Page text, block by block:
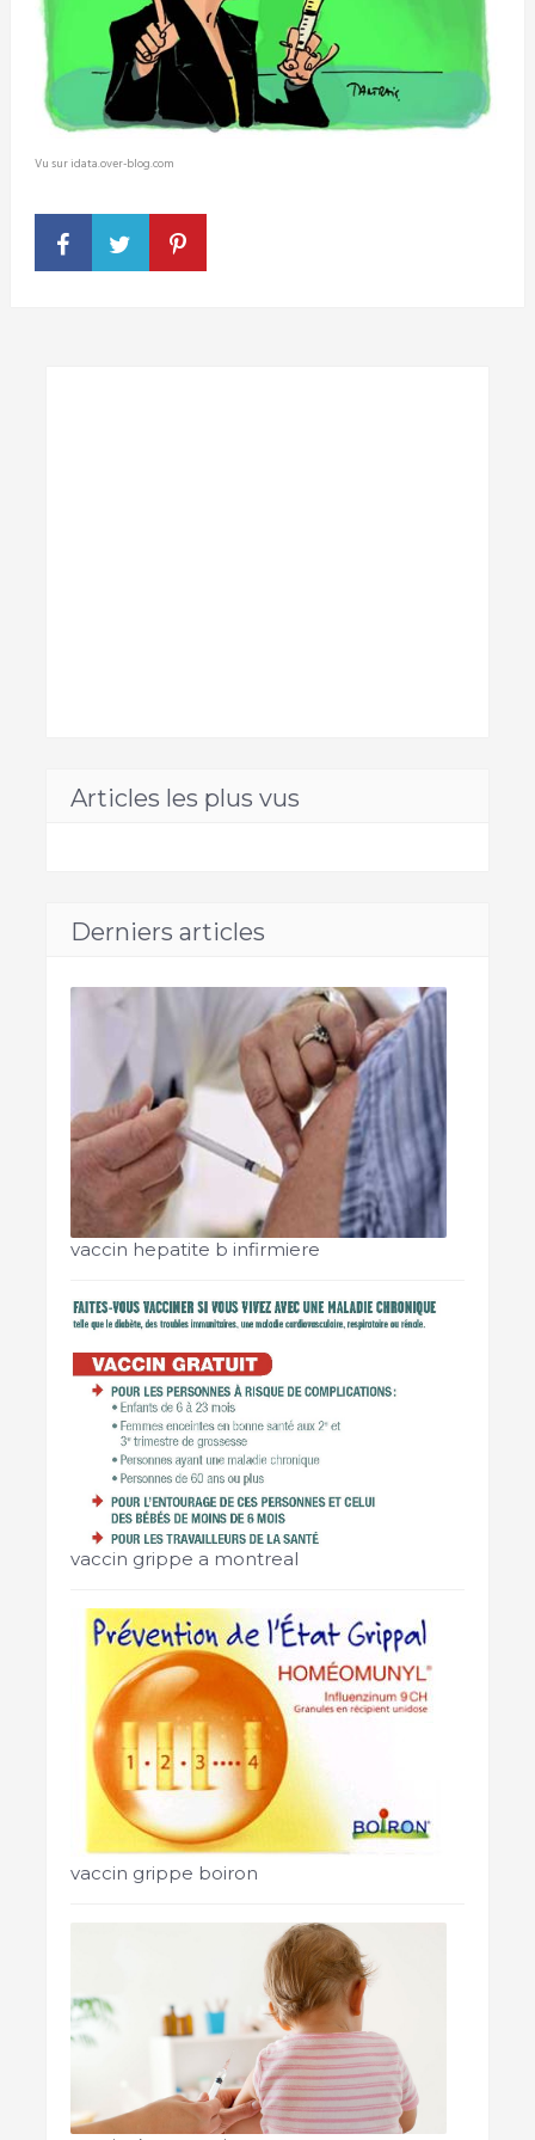
Vu sur idata.over-blog.com
Articles les plus vus
Derniers articles
vaccin hepatite b infirmiere
vaccin grippe a montreal
vaccin grippe boiron